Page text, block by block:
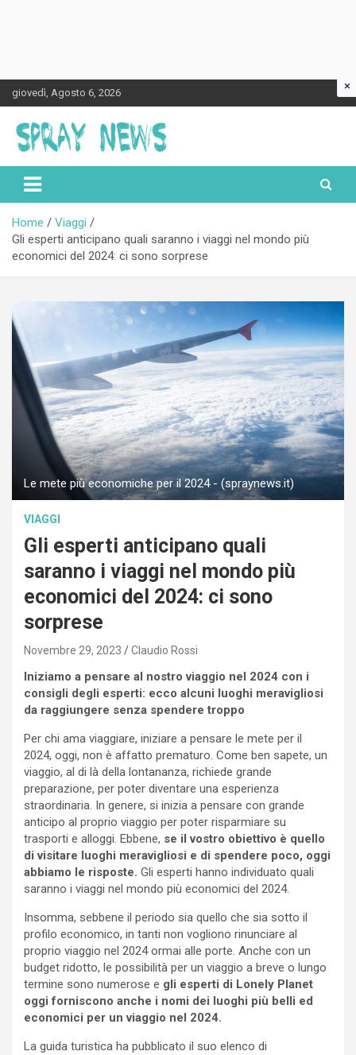
Skip
to
content
giovedì, Agosto 6, 2026
Spraynews.it
Home
Viaggi
Gli esperti anticipano quali saranno i viaggi nel mondo più
economici del 2024: ci sono sorprese
Le mete più economiche per il 2024 - (spraynews.it)
VIAGGI
Gli esperti anticipano quali
saranno i viaggi nel mondo più
economici del 2024: ci sono
sorprese
Novembre 29, 2023 Claudio Rossi
Iniziamo a pensare al nostro viaggio nel 2024 con i
consigli degli esperti: ecco alcuni luoghi meravigliosi
da raggiungere senza spendere troppo
Per chi ama viaggiare, iniziare a pensare le mete per il
2024, oggi, non è affatto prematuro. Come ben sapete, un
viaggio, al di là della lontananza, richiede grande
preparazione, per poter diventare una esperienza
straordinaria. In genere, si inizia a pensare con grande
anticipo al proprio viaggio per poter risparmiare su
trasporti e alloggi. Ebbene, se il vostro obiettivo è quello
di visitare luoghi meravigliosi e di spendere poco, oggi
abbiamo le risposte. Gli esperti hanno individuato quali
saranno i viaggi nel mondo più economici del 2024.
Insomma, sebbene il periodo sia quello che sia sotto il
profilo economico, in tanti non vogliono rinunciare al
proprio viaggio nel 2024 ormai alle porte. Anche con un
budget ridotto, le possibilità per un viaggio a breve o lungo
termine sono numerose e gli esperti di Lonely Planet
oggi forniscono anche i nomi dei luoghi più belli ed
economici per un viaggio nel 2024.
La guida turistica ha pubblicato il suo elenco di
×